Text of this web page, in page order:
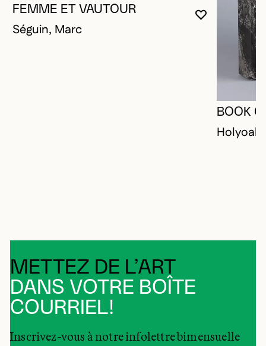
VOUS
FERMER
OUVRIR LA
FEMME ET VAUTOUR
Séguin, Marc
BOOK
METTEZ DE L’ART
DANS VOTRE BOÎTE
COURRIEL!
Inscrivez-vous à notre infolettre bimensuelle